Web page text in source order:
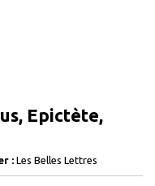
Epictète,
: Les Belles Lettres